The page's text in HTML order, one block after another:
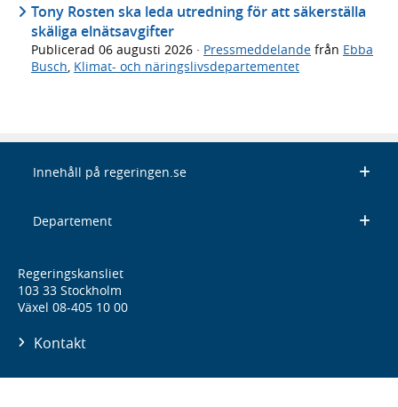
Tony Rosten ska leda utredning för att säkerställa
skäliga elnätsavgifter
Publicerad 06 augusti 2026 · Pressmeddelande från Ebba
Busch Klimat- och näringslivsdepartementet
Innehåll på regeringen.se
Departement
Regeringskansliet
103 33 Stockholm
Växel 08-405 10 00
Kontakt